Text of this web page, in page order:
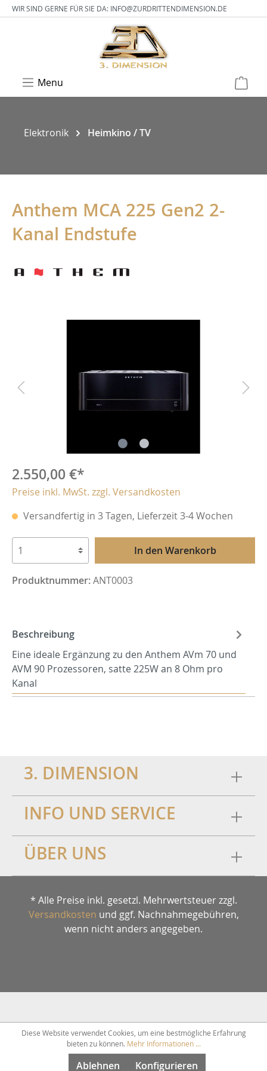
WIR SIND GERNE FÜR SIE DA: INFO@ZURDRITTENDIMENSION.DE
Menu
Elektronik Heimkino / TV
Anthem MCA 225 Gen2 2-
Kanal Endstufe
2.550,00 €*
Preise inkl. MwSt. zzgl. Versandkosten
Versandfertig in 3 Tagen, Lieferzeit 3-4 Wochen
In den Warenkorb
Produktnummer:ANT0003
Beschreibung
Eine ideale Ergänzung zu den Anthem AVm 70 und
AVM 90 Prozessoren, satte 225W an 8 Ohm pro
Kanal
3. DIMENSION
INFO UND SERVICE
ÜBER UNS
* Alle Preise inkl. gesetzl. Mehrwertsteuer zzgl.
Versandkosten und ggf. Nachnahmegebühren,
wenn nicht anders angegeben.
Diese Website verwendet Cookies, um eine bestmögliche Erfahrung
bieten zu können. Mehr Informationen ...
Ablehnen Konfigurieren